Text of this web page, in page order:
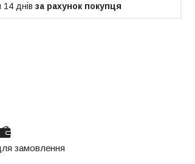
14 днів за рахунок покупця
замовлення